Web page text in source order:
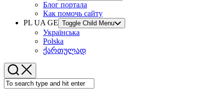
Блог портала
Как помочь сайту
PL UA GE Toggle Child Menu
Українська
Polska
ქართულად